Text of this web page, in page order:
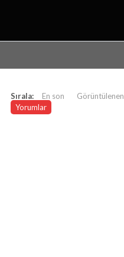
Sırala: En son Görüntülenen
Yorumlar